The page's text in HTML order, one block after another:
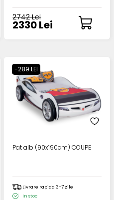
2742 Lei
2330 Lei
-289 LEI
Pat alb (90x190cm) COUPE
Livrare rapida 3-7 zile
In stoc